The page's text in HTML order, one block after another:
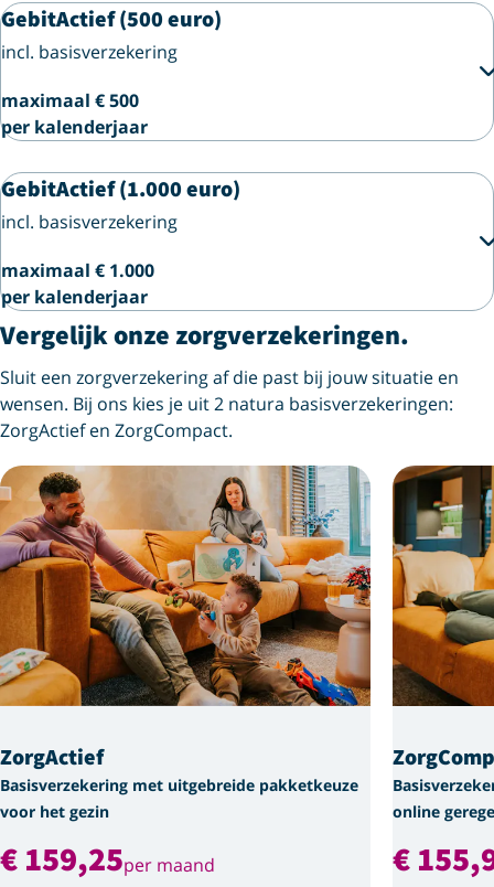
GebitActief (500 euro)
incl. basisverzekering
maximaal € 500
per kalenderjaar
GebitActief (1.000 euro)
incl. basisverzekering
maximaal € 1.000
per kalenderjaar
Vergelijk onze zorgverzekeringen.
Sluit een zorgverzekering af die past bij jouw situatie en
wensen. Bij ons kies je uit 2 natura basisverzekeringen:
ZorgActief en ZorgCompact.
ZorgActief
Basisverzekering met uitgebreide pakketkeuze
voor het gezin
€ 159,25per maand
online
€